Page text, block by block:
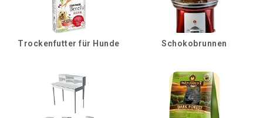
Trockenfutter für Hunde Schokobrunnen